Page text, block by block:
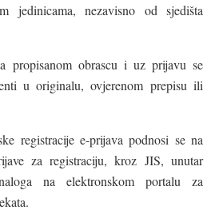
jedinicama, nezavisno od sjedišta
propisanom obrascu i uz prijavu se
u originalu, ovjerenom prepisu ili
registracije e-prijava podnosi se na
za registraciju, kroz JIS, unutar
na elektronskom portalu za